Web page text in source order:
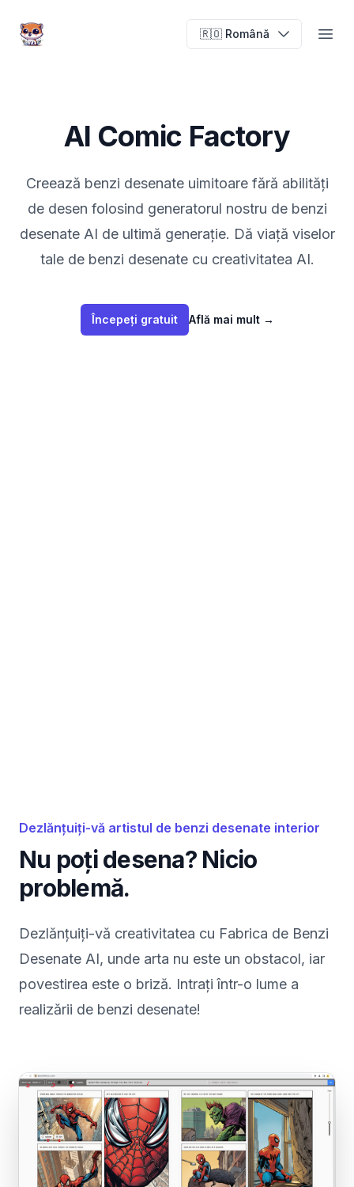
AI Comic Factory 🇷🇴 Română
AI Comic Factory
Creează benzi desenate uimitoare fără abilități
de desen folosind generatorul nostru de benzi
desenate AI de ultimă generație. Dă viață viselor
tale de benzi desenate cu creativitatea AI.
Începeți gratuit Află mai mult →
Dezlănțuiți-vă artistul de benzi desenate interior
Nu poți desena? Nicio
problemă.
Dezlănțuiți-vă creativitatea cu Fabrica de Benzi
Desenate AI, unde arta nu este un obstacol, iar
povestirea este o briză. Intrați într-o lume a
realizării de benzi desenate!